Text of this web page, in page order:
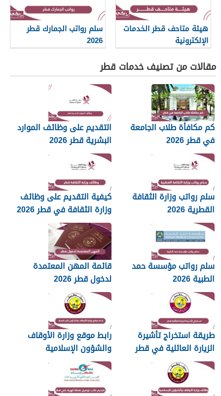
هيئة متاحف قطر الخدمات
الإلكترونية
سلم رواتب الجمارك قطر
2026
مقالات من تصنيف خدمات قطر
كم مكافأة طلاب الجامعة
في قطر 2026
التقديم على وظائف الموارد
البشرية قطر 2026
سلم رواتب وزارة الثقافة
القطرية 2026
كيفية التقديم على وظائف
وزارة الثقافة في قطر 2026
سلم رواتب مؤسسة حمد
الطبية 2026
قائمة المهن المعتمدة
لدخول قطر 2026
طريقة استخراج تأشيرة
الزيارة العائلية في قطر
2026
رابط موقع وزارة الأوقاف
والشؤون الإسلامية
islam.gov.qa